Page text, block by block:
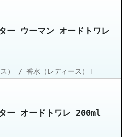
ー ウーマン オードトワレ
ス） / 香水（レディース）]
ー オードトワレ 200ml